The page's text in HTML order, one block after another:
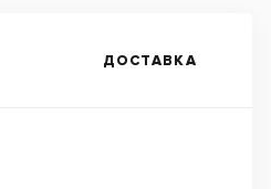
ДОСТАВКА